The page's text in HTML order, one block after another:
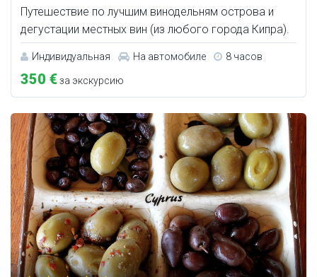
Путешествие по лучшим винодельням острова и
дегустации местных вин (из любого города Кипра).
Индивидуальная На автомобиле 8 часов
350 €за экскурсию